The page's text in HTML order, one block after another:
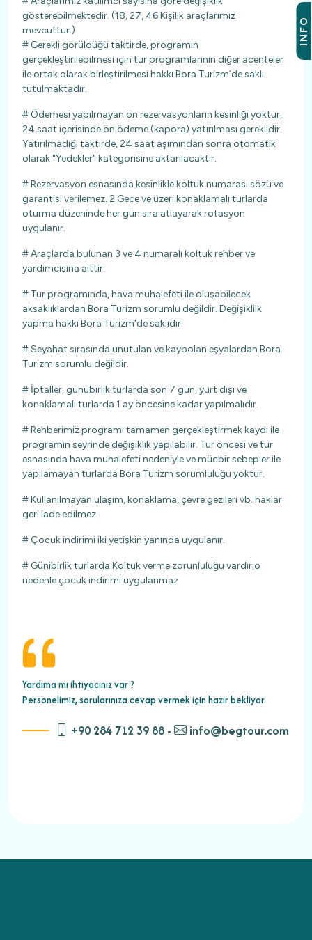
INFO
gösterebilmektedir. (18, 27, 46 Kişilik araçlarımız
mevcuttur.)
# Gerekli görüldüğü taktirde, programın
gerçekleştirilebilmesi için tur programlarının diğer acenteler
ile ortak olarak birleştirilmesi hakkı Bora Turizm’de saklı
tutulmaktadır.
# Ödemesi yapılmayan ön rezervasyonların kesinliği yoktur,
24 saat içerisinde ön ödeme (kapora) yatırılması gereklidir.
Yatırılmadığı taktirde, 24 saat aşımından sonra otomatik
olarak "Yedekler" kategorisine aktarılacaktır.
# Rezervasyon esnasında kesinlikle koltuk numarası sözü ve
garantisi verilemez. 2 Gece ve üzeri konaklamalı turlarda
oturma düzeninde her gün sıra atlayarak rotasyon
uygulanır.
# Araçlarda bulunan 3 ve 4 numaralı koltuk rehber ve
yardımcısına aittir.
# Tur programında, hava muhalefeti ile oluşabilecek
aksaklıklardan Bora Turizm sorumlu değildir. Değişiklilk
yapma hakkı Bora Turizm'de saklıdır.
# Seyahat sırasında unutulan ve kaybolan eşyalardan Bora
Turizm sorumlu değildir.
# İptaller, günübirlik turlarda son 7 gün, yurt dışı ve
konaklamalı turlarda 1 ay öncesine kadar yapılmalıdır.
# Rehberimiz programı tamamen gerçekleştirmek kaydı ile
programın seyrinde değişiklik yapılabilir. Tur öncesi ve tur
esnasında hava muhalefeti nedeniyle ve mücbir sebepler ile
yapılamayan turlarda Bora Turizm sorumluluğu yoktur.
# Kullanılmayan ulaşım, konaklama, çevre gezileri vb. haklar
geri iade edilmez.
# Çocuk indirimi iki yetişkin yanında uygulanır.
# Günibirlik turlarda Koltuk verme zorunluluğu vardır,o
nedenle çocuk indirimi uygulanmaz
Yardıma mı ihtiyacınız var ?
Personelimiz, sorularınıza cevap vermek için hazır bekliyor.
+90 284 712 39 88 - info@begtour.com